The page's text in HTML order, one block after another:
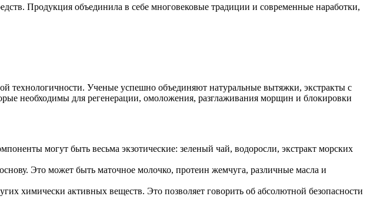
Продукция объединила в себе многовековые традиции и современные наработки,
технологичности. Ученые успешно объединяют натуральные вытяжки, экстракты с
необходимы для регенерации, омоложения, разглаживания морщин и блокировки
могут быть весьма экзотические: зеленый чай, водоросли, экстракт морских
Это может быть маточное молочко, протеин жемчуга, различные масла и
химически активных веществ. Это позволяет говорить об абсолютной безопасности